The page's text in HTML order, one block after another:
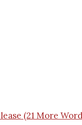
(21 More